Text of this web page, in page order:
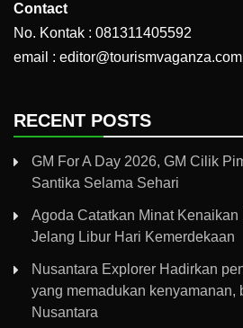
Contact
No. Kontak : 081311405592
email : editor@tourismvaganza.com
RECENT POSTS
GM For A Day 2026, GM Cilik
Santika Selama Sehari
Agoda Catatkan Minat
Jelang Libur Hari Kemerdekaan
Nusantara Explorer Hadirkan
yang memadukan kenyamanan,
Nusantara